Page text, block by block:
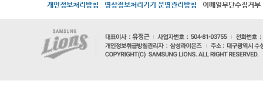
개인정보처리방침 영상정보처리기기 운영관리방침 이메일무단수집거부